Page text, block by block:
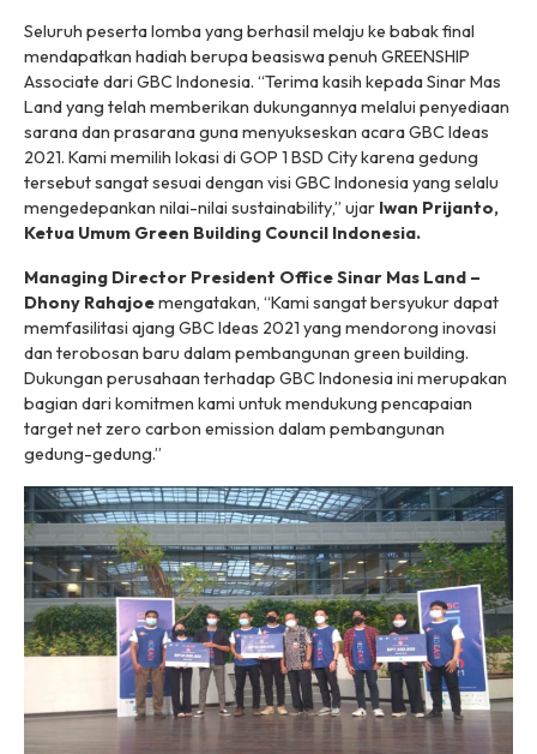
Seluruh peserta lomba yang berhasil melaju ke babak final
mendapatkan hadiah berupa beasiswa penuh GREENSHIP
Associate dari GBC Indonesia. “Terima kasih kepada Sinar Mas
Land yang telah memberikan dukungannya melalui penyediaan
sarana dan prasarana guna menyukseskan acara GBC Ideas
2021. Kami memilih lokasi di GOP 1 BSD City karena gedung
tersebut sangat sesuai dengan visi GBC Indonesia yang selalu
mengedepankan nilai-nilai sustainability,” ujar Iwan Prijanto,
Ketua Umum Green Building Council Indonesia.
Managing Director President Office Sinar Mas Land –
Dhony Rahajoemengatakan, “Kami sangat bersyukur dapat
memfasilitasi ajang GBC Ideas 2021 yang mendorong inovasi
dan terobosan baru dalam pembangunan green building.
Dukungan perusahaan terhadap GBC Indonesia ini merupakan
bagian dari komitmen kami untuk mendukung pencapaian
targetnet zero carbon emission dalam pembangunan
gedung-gedung.”